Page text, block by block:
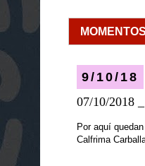
9/10/18
07/10/2018
Por aquí
Calfrima